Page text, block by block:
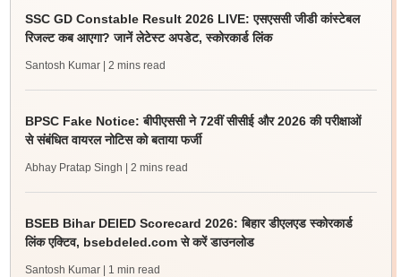
SSC GD Constable Result 2026 LIVE: एसएससी जीडी कांस्टेबल
रिजल्ट कब आएगा? जानें लेटेस्ट अपडेट, स्कोरकार्ड लिंक
Santosh Kumar | 2 mins read
BPSC Fake Notice: बीपीएससी ने 72वीं सीसीई और 2026 की परीक्षाओं
से संबंधित वायरल नोटिस को बताया फर्जी
Abhay Pratap Singh | 2 mins read
BSEB Bihar DElED Scorecard 2026: बिहार डीएलएड स्कोरकार्ड
लिंक एक्टिव, bsebdeled.com से करें डाउनलोड
Santosh Kumar | 1 min read